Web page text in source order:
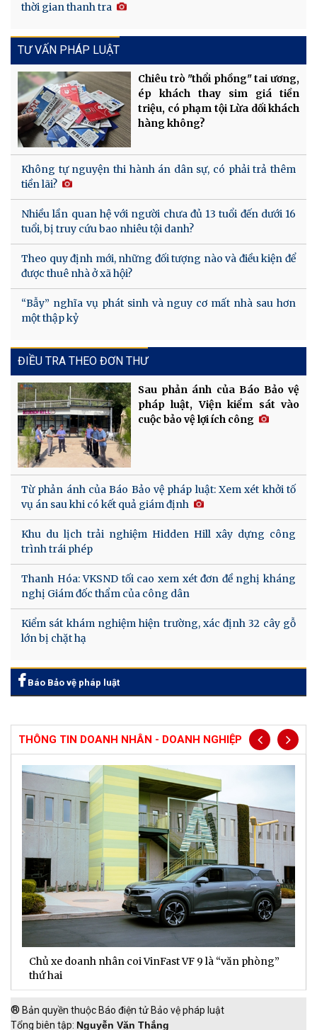
thời gian thanh tra
TƯ VẤN PHÁP LUẬT
Chiêu trò "thổi phồng" tai ương,
ép khách thay sim giá tiền
triệu, có phạm tội Lừa dối khách
hàng không?
Không tự nguyện thi hành án dân sự, có phải trả thêm
tiền lãi?
Nhiều lần quan hệ với người chưa đủ 13 tuổi đến dưới 16
tuổi, bị truy cứu bao nhiêu tội danh?
Theo quy định mới, những đối tượng nào và điều kiện để
được thuê nhà ở xã hội?
“Bẫy” nghĩa vụ phát sinh và nguy cơ mất nhà sau hơn
một thập kỷ
ĐIỀU TRA THEO ĐƠN THƯ
Sau phản ánh của Báo Bảo vệ
pháp luật, Viện kiểm sát vào
cuộc bảo vệ lợi ích công
Từ phản ánh của Báo Bảo vệ pháp luật: Xem xét khởi tố
vụ án sau khi có kết quả giám định
Khu du lịch trải nghiệm Hidden Hill xây dựng công
trình trái phép
Thanh Hóa: VKSND tối cao xem xét đơn đề nghị kháng
nghị Giám đốc thẩm của công dân
Kiểm sát khám nghiệm hiện trường, xác định 32 cây gỗ
lớn bị chặt hạ
Báo Bảo vệ pháp luật
THÔNG TIN DOANH NHÂN - DOANH NGHIỆP
Chủ xe doanh nhân coi VinFast VF 9 là “văn phòng”
thứ hai
® Bản quyền thuộc Báo điện tử Bảo vệ pháp luật
Tổng biên tập: Nguyễn Văn Thắng